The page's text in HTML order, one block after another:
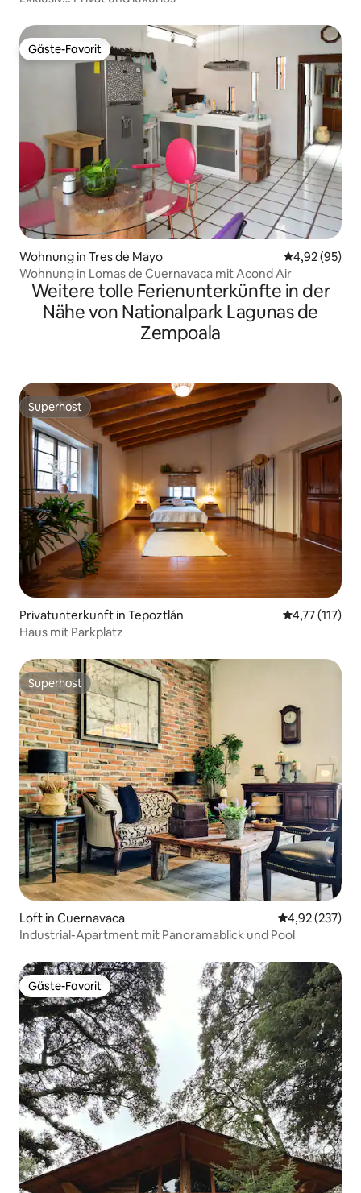
Gäste-Favorit
Gäste-Favorit
Wohnung in Tres de Mayo
4,92 (95)
Wohnung in Lomas de Cuernavaca mit Acond Air
Weitere tolle Ferienunterkünfte in der
Nähe von Nationalpark Lagunas de
Zempoala
Superhost
Superhost
Privatunterkunft in Tepoztlán
4,77 (117)
Haus mit Parkplatz
Superhost
Superhost
Loft in Cuernavaca
4,92 (237)
Industrial-Apartment mit Panoramablick und Pool
Gäste-Favorit
Gäste-Favorit